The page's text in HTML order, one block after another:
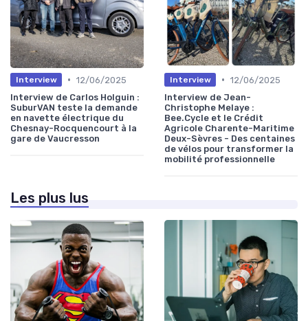
Interview • 12/06/2025
Interview de Carlos Holguin :
SuburVAN teste la demande
en navette électrique du
Chesnay-Rocquencourt à la
gare de Vaucresson
Interview • 12/06/2025
Interview de Jean-
Christophe Melaye :
Bee.Cycle et le Crédit
Agricole Charente-Maritime
Deux-Sèvres - Des centaines
de vélos pour transformer la
mobilité professionnelle
Les plus lus